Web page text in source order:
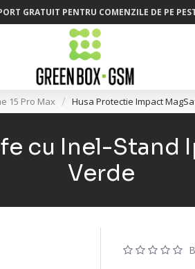
GRATUIT PENTRU COMENZILE DE PE
15 Pro Max Husa Protectie Impact
cu Inel-Stand
Verde